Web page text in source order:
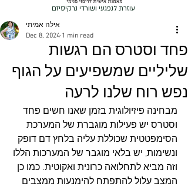
עוזרת לנפגעי ושורדי נרקיסיזם
פחד וסטרס הם רגשות
שליליים שמשפיעים על הגוף
נפש רוח שלנו לרעה
אילה אמיתי
Dec 8, 2024 1 min read
מבחינה פיזיולוגית בזמן שאנו חשים פחד
וסטרס יש פעילות מוגברת של המערכת
הסימפטטית שכוללת עליה בלחץ דם דופק
ונשימות, יש בלאי מוגבר של המערכות הללו
וזה מביא לתחלואה כרונית ואקוטית. כמו כן
המצב עלול להתפתח להימנעות ממצבים